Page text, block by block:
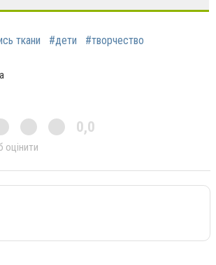
ткани #дети #творчество
0,0
оцінити